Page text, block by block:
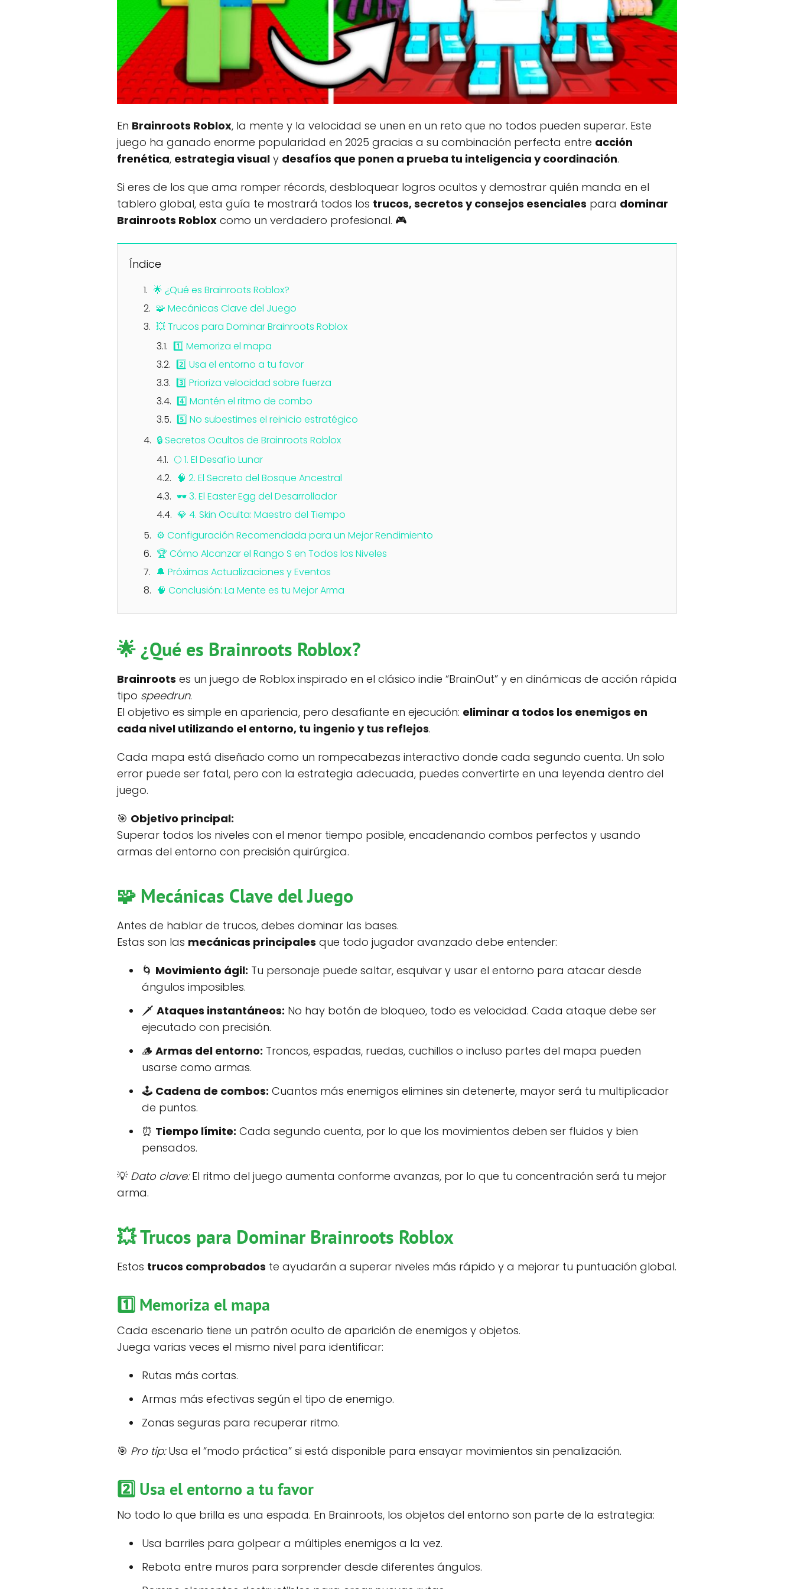
En Brainroots Roblox, la mente y la velocidad se unen en un reto que no todos pueden superar. Este
juego ha ganado enorme popularidad en 2025 gracias a su combinación perfecta entre acción
frenética, estrategia visual y desafíos que ponen a prueba tu inteligencia y coordinación.
Si eres de los que ama romper récords, desbloquear logros ocultos y demostrar quién manda en el
tablero global, esta guía te mostrará todos los trucos, secretos y consejos esenciales para dominar
Brainroots Roblox como un verdadero profesional. 🎮
Índice
🌟 ¿Qué es Brainroots Roblox?
🧩 Mecánicas Clave del Juego
💥 Trucos para Dominar Brainroots Roblox
1️⃣ Memoriza el mapa
2️⃣ Usa el entorno a tu favor
3️⃣ Prioriza velocidad sobre fuerza
4️⃣ Mantén el ritmo de combo
5️⃣ No subestimes el reinicio estratégico
🔒 Secretos Ocultos de Brainroots Roblox
🌕 1. El Desafío Lunar
🧠 2. El Secreto del Bosque Ancestral
🕶️ 3. El Easter Egg del Desarrollador
💎 4. Skin Oculta: Maestro del Tiempo
⚙️ Configuración Recomendada para un Mejor Rendimiento
🏆 Cómo Alcanzar el Rango S en Todos los Niveles
🔔 Próximas Actualizaciones y Eventos
🧠 Conclusión: La Mente es tu Mejor Arma
🌟 ¿Qué es Brainroots Roblox?
Brainroots es un juego de Roblox inspirado en el clásico indie “BrainOut” y en dinámicas de acción rápida
tipo speedrun.
El objetivo es simple en apariencia, pero desafiante en ejecución: eliminar a todos los enemigos en
cada nivel utilizando el entorno, tu ingenio y tus reflejos.
Cada mapa está diseñado como un rompecabezas interactivo donde cada segundo cuenta. Un solo
error puede ser fatal, pero con la estrategia adecuada, puedes convertirte en una leyenda dentro del
juego.
🎯 Objetivo principal:
Superar todos los niveles con el menor tiempo posible, encadenando combos perfectos y usando
armas del entorno con precisión quirúrgica.
🧩 Mecánicas Clave del Juego
Antes de hablar de trucos, debes dominar las bases.
Estas son las mecánicas principales que todo jugador avanzado debe entender:
🌀 Movimiento ágil: Tu personaje puede saltar, esquivar y usar el entorno para atacar desde
ángulos imposibles.
🗡️ Ataques instantáneos: No hay botón de bloqueo, todo es velocidad. Cada ataque debe ser
ejecutado con precisión.
🪵 Armas del entorno: Troncos, espadas, ruedas, cuchillos o incluso partes del mapa pueden
usarse como armas.
🕹️ Cadena de combos: Cuantos más enemigos elimines sin detenerte, mayor será tu multiplicador
de puntos.
⏰ Tiempo límite: Cada segundo cuenta, por lo que los movimientos deben ser fluidos y bien
pensados.
💡 Dato clave:El ritmo del juego aumenta conforme avanzas, por lo que tu concentración será tu mejor
arma.
💥 Trucos para Dominar Brainroots Roblox
Estos trucos comprobados te ayudarán a superar niveles más rápido y a mejorar tu puntuación global.
1️⃣ Memoriza el mapa
Cada escenario tiene un patrón oculto de aparición de enemigos y objetos.
Juega varias veces el mismo nivel para identificar:
Rutas más cortas.
Armas más efectivas según el tipo de enemigo.
Zonas seguras para recuperar ritmo.
🎯 Pro tip:Usa el “modo práctica” si está disponible para ensayar movimientos sin penalización.
2️⃣ Usa el entorno a tu favor
No todo lo que brilla es una espada. En Brainroots, los objetos del entorno son parte de la estrategia:
Usa barriles para golpear a múltiples enemigos a la vez.
Rebota entre muros para sorprender desde diferentes ángulos.